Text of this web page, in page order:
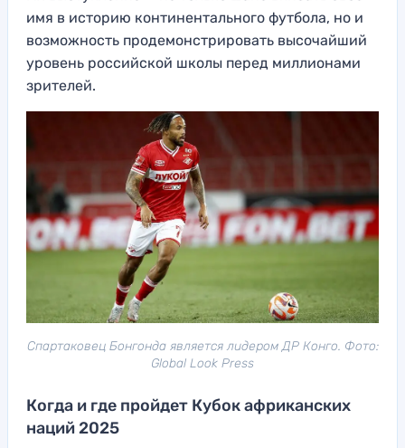
имя в историю континентального футбола, но и
возможность продемонстрировать высочайший
уровень российской школы перед миллионами
зрителей.
Спартаковец Бонгонда является лидером ДР Конго. Фото:
Global Look Press
Когда и где пройдет Кубок африканских
наций 2025